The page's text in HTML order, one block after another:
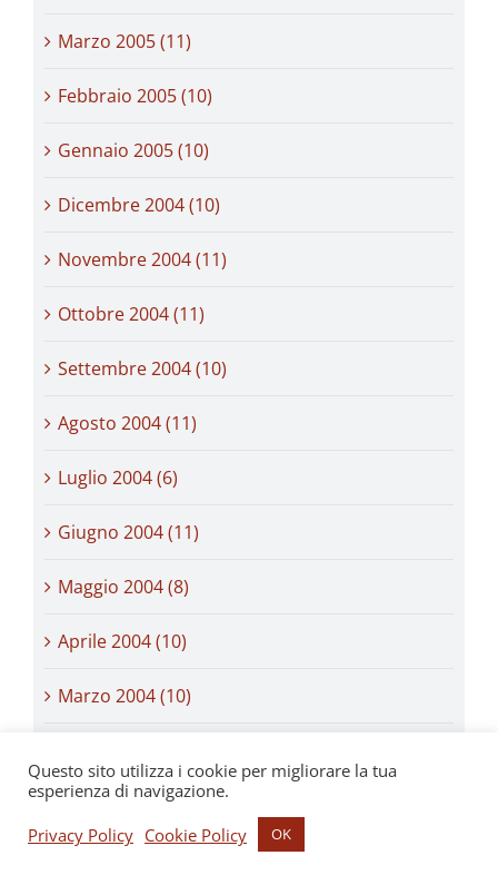
Marzo 2005 (11)
Febbraio 2005 (10)
Gennaio 2005 (10)
Dicembre 2004 (10)
Novembre 2004 (11)
Ottobre 2004 (11)
Settembre 2004 (10)
Agosto 2004 (11)
Luglio 2004 (6)
Giugno 2004 (11)
Maggio 2004 (8)
Aprile 2004 (10)
Marzo 2004 (10)
Gennaio 2004 (10)
Questo sito utilizza i cookie per migliorare la tua
esperienza di navigazione.
Privacy Policy Cookie Policy OK